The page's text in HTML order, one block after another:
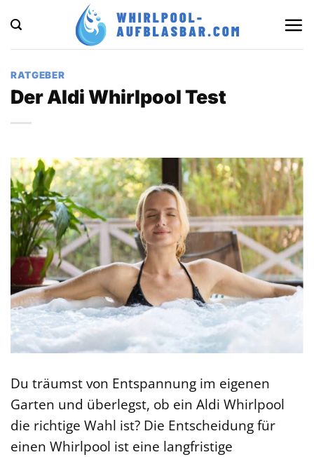
Inhalt
springen
RATGEBER
Der Aldi Whirlpool Test
Du träumst von Entspannung im eigenen
Garten und überlegst, ob ein Aldi Whirlpool
die richtige Wahl ist? Die Entscheidung für
einen Whirlpool ist eine langfristige